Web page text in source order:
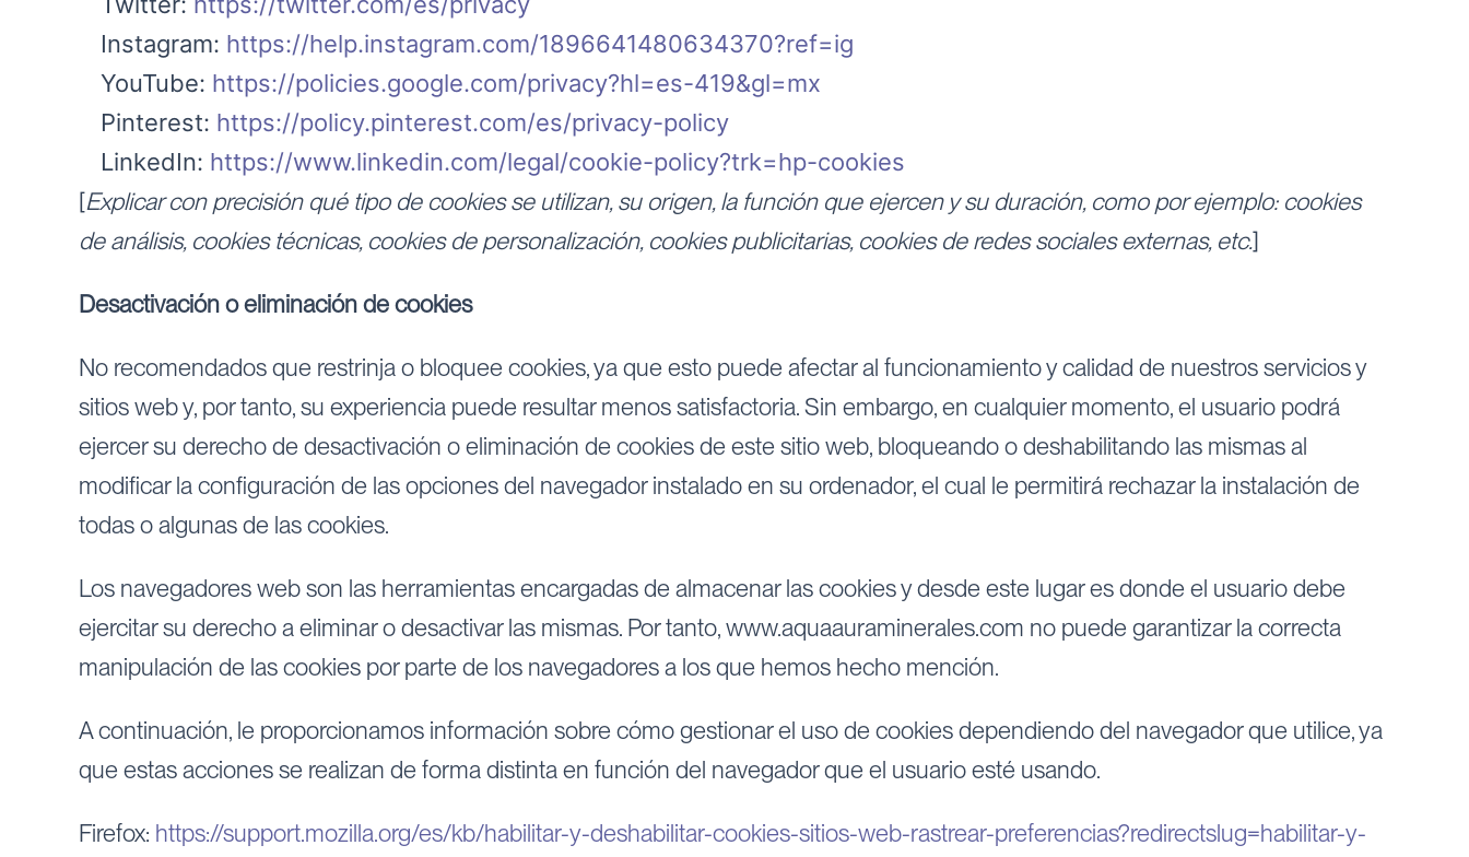
Instagram: https://help.instagram.com/1896641480634370?ref=ig
YouTube: https://policies.google.com/privacy?hl=es-419&gl=mx
Pinterest: https://policy.pinterest.com/es/privacy-policy
LinkedIn: https://www.linkedin.com/legal/cookie-policy?trk=hp-cookies
[Explicar con precisión qué tipo de cookies se utilizan, su origen, la función que ejercen y su duración, como por ejemplo: cookies
de análisis, cookies técnicas, cookies de personalización, cookies publicitarias, cookies de redes sociales externas, etc.]
Desactivación o eliminación de cookies
No recomendados que restrinja o bloquee cookies, ya que esto puede afectar al funcionamiento y calidad de nuestros servicios y
sitios web y, por tanto, su experiencia puede resultar menos satisfactoria. Sin embargo, en cualquier momento, el usuario podrá
ejercer su derecho de desactivación o eliminación de cookies de este sitio web, bloqueando o deshabilitando las mismas al
modificar la configuración de las opciones del navegador instalado en su ordenador, el cual le permitirá rechazar la instalación de
todas o algunas de las cookies.
Los navegadores web son las herramientas encargadas de almacenar las cookies y desde este lugar es donde el usuario debe
ejercitar su derecho a eliminar o desactivar las mismas. Por tanto, www.aquaauraminerales.com no puede garantizar la correcta
manipulación de las cookies por parte de los navegadores a los que hemos hecho mención.
A continuación, le proporcionamos información sobre cómo gestionar el uso de cookies dependiendo del navegador que utilice, ya
que estas acciones se realizan de forma distinta en función del navegador que el usuario esté usando.
Firefox: https://support.mozilla.org/es/kb/habilitar-y-deshabilitar-cookies-sitios-web-rastrear-preferencias?redirectslug=habilitar-y-